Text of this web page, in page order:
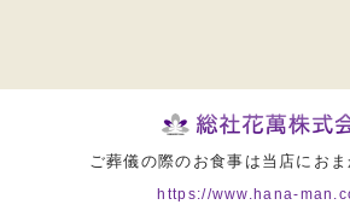
ご葬儀の際のお食事は当店にお
https://www.hana-